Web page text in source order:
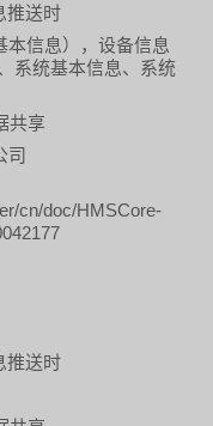
推送时
本信息），设备信息
系统基本信息、系统
共享
司
cn/doc/HMSCore-
推送时